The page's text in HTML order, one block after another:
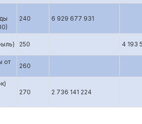
240 6 929 677 931
250 4 193
от
260
270 2 736 141 224